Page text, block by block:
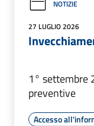
NOTIZIE
27 LUGLIO 2026
1° settembre
preventive
Accesso